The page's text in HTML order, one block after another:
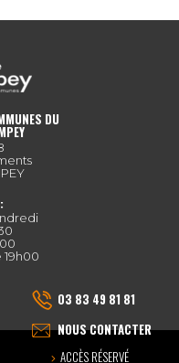
DU
19h00
03 83 49 81 81
NOUS CONTACTER
ACCÈS RÉSERVÉ